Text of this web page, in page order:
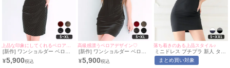
[新作] ワンショルダー ベロア
ドット 黒 タイトドレス (ねお
ん着用/S~XLサイズ対応) |
¥5,900
高級感漂うベロアデザイン♡
[新作] ワンショルダー ベロア
黒 タイトドレス (みのり着
用/S~XLサイズ対応) |
¥5,900
落ち着きのある上品スタイル♪
ミニドレス プチプラ 新人 タイ
ト ワンピース 半袖 低身長 胸
元隠し リボン グレー 黒 キャ
まとめ買い対象